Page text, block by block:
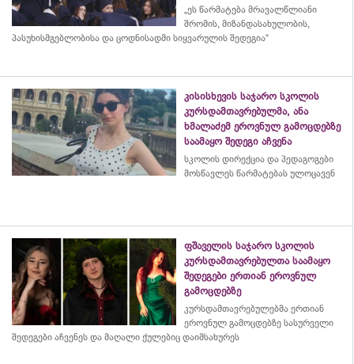
„ეს წარმატება მრავალწლიანი
შრომის, მიზანდასახულობის,
პასუხისმგებლობისა და ცოდნისადმი სიყვარულის შედეგია“
კისისხევის საჯარო სკოლის
კურსდამთავრებულმა, ანა
ხმალაძემ ეროვნულ გამოცდებზე
საამაყო შედეგი აჩვენა
სკოლის დირექცია და პედაგოგები
მოსწავლეს წარმატებას ულოცავენ
ფშაველის საჯარო სკოლის
კურსდამთავრებულთა საამაყო
შედეგები ერთიან ეროვნულ
გამოცდებზე
კურსდამთავრებულებმა ერთიან
ეროვნულ გამოცდებზე სასურველი
შედეგები აჩვენეს და მაღალი ქულებიც დაიმსახურეს